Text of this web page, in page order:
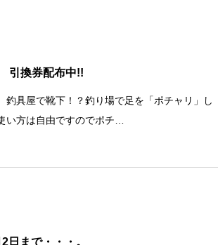
換券配布中!!
釣具屋で靴下！？釣り場で足を「ポチャリ」し
い方は自由ですのでポチ…
まで・・・。